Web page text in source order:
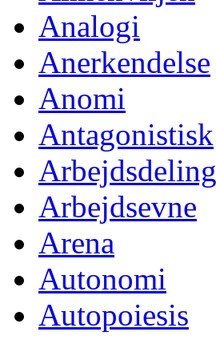
Analogi
Anerkendelse
Anomi
Antagonistisk
Arbejdsdeling
Arbejdsevne
Arena
Autonomi
Autopoiesis